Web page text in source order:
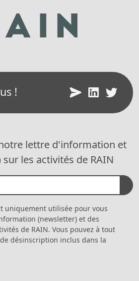
!
lettre d'information et
les activités de RAIN
uniquement utilisée pour vous
(newsletter) et des
de RAIN. Vous pouvez à tout
désinscription inclus dans la